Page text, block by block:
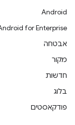
Android
for Enterprise
אבטחה
מקור
חדשות
בלוג
פודקאסטים